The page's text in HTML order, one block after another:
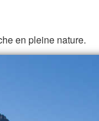
en pleine nature.